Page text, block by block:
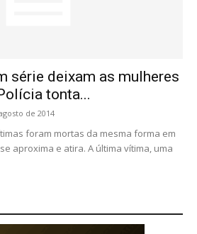
série deixam as mulheres
tonta...
de 2014
foram mortas da mesma forma em
aproxima e atira. A última vítima, uma